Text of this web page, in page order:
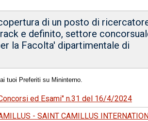
di un posto di
e definito, settore
la Facolta' dipartimentale di
tuoi Preferiti su Mininterno.
ed Esami" n.31 del 16/4/2024
- SAINT CAMILLUS